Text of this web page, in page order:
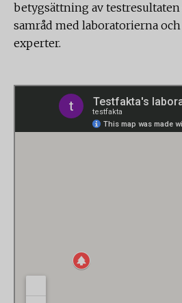
betygsättning av testresultaten
samråd med laboratorierna
experter.